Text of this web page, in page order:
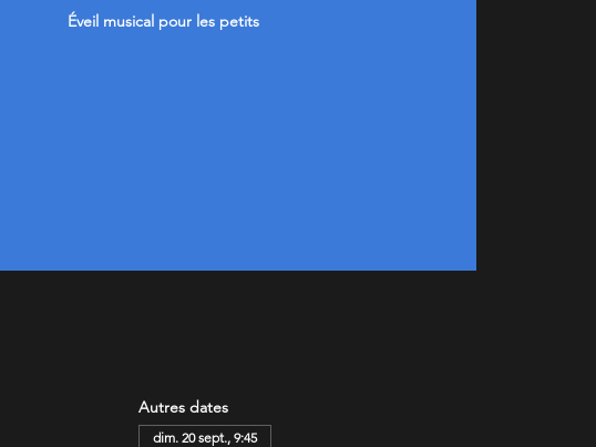
Éveil musical pour les petits
Autres dates
dim. 20 sept., 9:45